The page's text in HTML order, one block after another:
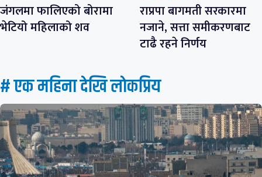
जंगलमा फालिएको बोरामा
भेटियो महिलाको शव
राप्रपा बागमती सरकारमा
नजाने, सत्ता समीकरणबाट
टाढै रहने निर्णय
# एक महिना देखि लाेकप्रिय